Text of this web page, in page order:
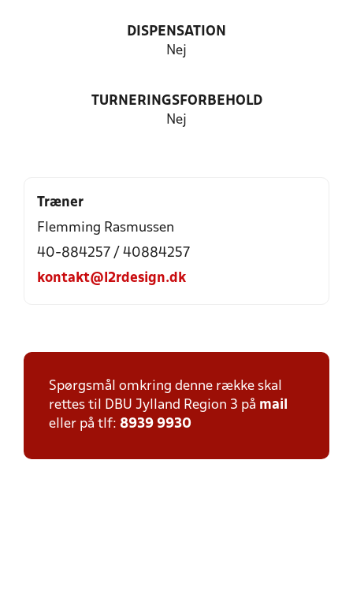
DISPENSATION
Nej
TURNERINGSFORBEHOLD
Nej
Træner
Flemming Rasmussen
40-884257 / 40884257
kontakt@l2rdesign.dk
Spørgsmål omkring denne række skal
rettes til DBU Jylland Region 3 på mail
eller på tlf: 8939 9930